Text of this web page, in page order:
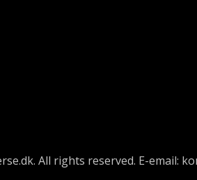
All rights reserved. E-email: